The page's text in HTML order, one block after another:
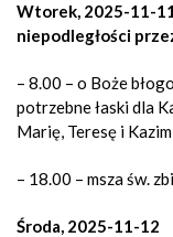
Wtorek, 2025-11-
niepodległości
– 8.00 – o Boże
potrzebne łaski dla
Marię, Teresę i
– 18.00 – msza św.
Środa, 2025-11-12